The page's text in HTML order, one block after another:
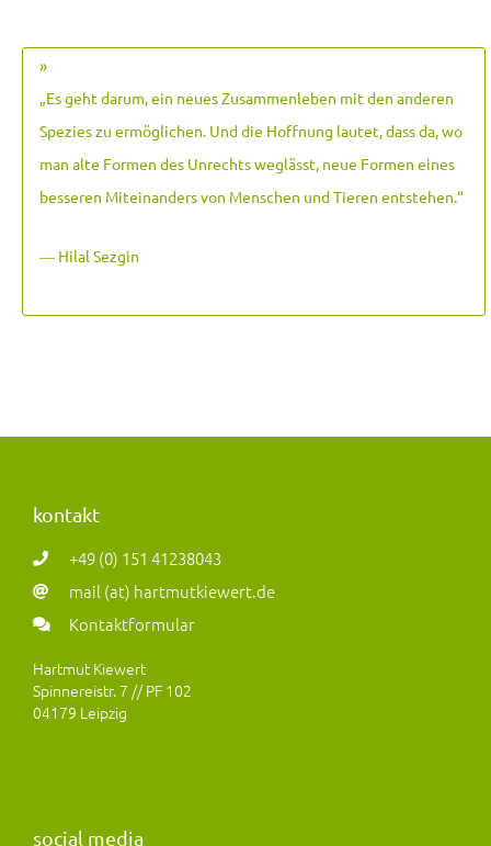
»
„Es geht darum, ein neues Zusammenleben mit den anderen
Spezies zu ermöglichen. Und die Hoffnung lautet, dass da, wo
man alte Formen des Unrechts weglässt, neue Formen eines
besseren Miteinanders von Menschen und Tieren entstehen.“
― Hilal Sezgin
kontakt
+49 (0) 151 41238043
mail (at) hartmutkiewert.de
Kontaktformular
Hartmut Kiewert
Spinnereistr. 7 // PF 102
04179 Leipzig
social media